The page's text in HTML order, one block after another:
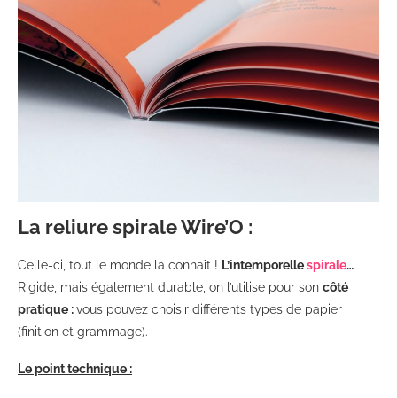
La reliure spirale Wire’O :
Celle-ci, tout le monde la connaît ! L’intemporellespirale…
Rigide, mais également durable, on l’utilise pour son côté
pratique :vous pouvez choisir différents types de papier
(finition et grammage).
Le point technique :